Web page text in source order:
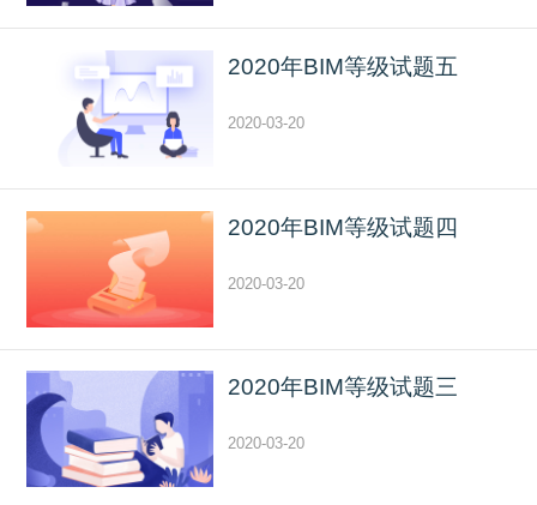
2020年BIM等级试题五
2020-03-20
2020年BIM等级试题四
2020-03-20
2020年BIM等级试题三
2020-03-20